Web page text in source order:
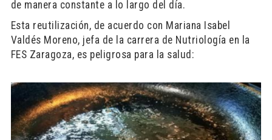
de manera constante a lo largo del día.
Esta reutilización, de acuerdo con Mariana Isabel
Valdés Moreno, jefa de la carrera de Nutriología en la
FES Zaragoza, es peligrosa para la salud: